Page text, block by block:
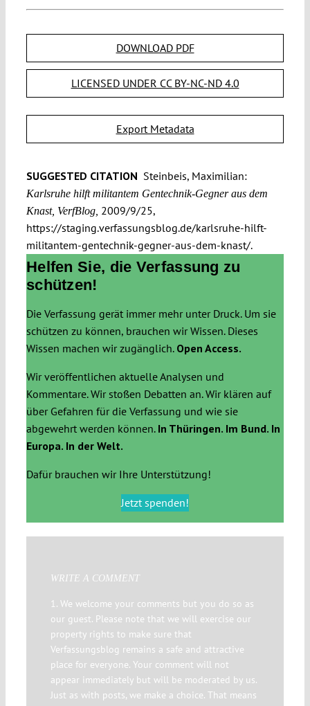
DOWNLOAD PDF
LICENSED UNDER CC BY-NC-ND 4.0
Export Metadata
SUGGESTED CITATION Steinbeis, Maximilian:
Karlsruhe hilft militantem Gentechnik-Gegner aus dem
Knast, VerfBlog, 2009/9/25,
https://staging.verfassungsblog.de/karlsruhe-hilft-
militantem-gentechnik-gegner-aus-dem-knast/.
Helfen Sie, die Verfassung zu
schützen!
Die Verfassung gerät immer mehr unter Druck. Um sie
schützen zu können, brauchen wir Wissen. Dieses
Wissen machen wir zugänglich. Open Access.
Wir veröffentlichen aktuelle Analysen und
Kommentare. Wir stoßen Debatten an. Wir klären auf
über Gefahren für die Verfassung und wie sie
abgewehrt werden können. In Thüringen. Im Bund. In
Europa. In der Welt.
Dafür brauchen wir Ihre Unterstützung!
Jetzt spenden!
WRITE A COMMENT
1. We welcome your comments but you do so as
our guest. Please note that we will exercise our
property rights to make sure that
Verfassungsblog remains a safe and attractive
place for everyone. Your comment will not
appear immediately but will be moderated by us.
Just as with posts, we make a choice. That means